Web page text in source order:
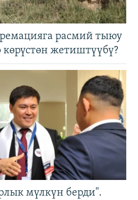
расмий тыюу
көрүстөн жетиштүүбү?
мүлкүн берди".